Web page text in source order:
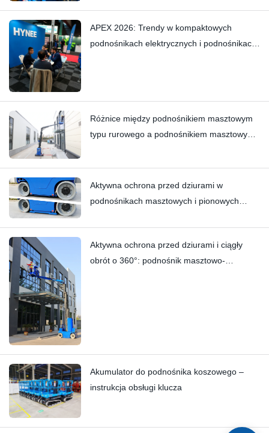
kunsztowi wykonania
APEX 2026: Trendy w kompaktowych
podnośnikach elektrycznych i podnośnikach
Różnice między podnośnikiem masztowym
typu rurowego a podnośnikiem masztowym
Aktywna ochrona przed dziurami w
podnośnikach masztowych i pionowych
Aktywna ochrona przed dziurami i ciągły
obrót o 360°: podnośnik masztowo-
Akumulator do podnośnika koszowego –
instrukcja obsługi klucza